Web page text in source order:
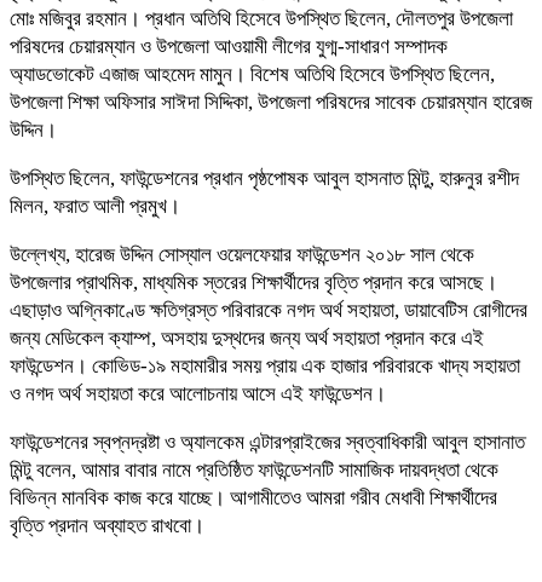
মোঃ মজিবুর রহমান। প্রধান অতিথি হিসেবে উপস্থিত ছিলেন, দৌলতপুর উপজেলা
পরিষদের চেয়ারম্যান ও উপজেলা আওয়ামী লীগের যুগ্ম-সাধারণ সম্পাদক
অ্যাডভোকেট এজাজ আহমেদ মামুন। বিশেষ অতিথি হিসেবে উপস্থিত ছিলেন,
উপজেলা শিক্ষা অফিসার সাঈদা সিদ্দিকা, উপজেলা পরিষদের সাবেক চেয়ারম্যান হারেজ
উদ্দিন।
উপস্থিত ছিলেন, ফাউন্ডেশনের প্রধান পৃষ্ঠপোষক আবুল হাসনাত মিন্টু, হারুনুর রশীদ
মিলন, ফরাত আলী প্রমুখ।
উল্লেখ্য, হারেজ উদ্দিন সোস্যাল ওয়েলফেয়ার ফাউন্ডেশন ২০১৮ সাল থেকে
উপজেলার প্রাথমিক, মাধ্যমিক স্তরের শিক্ষার্থীদের বৃত্তি প্রদান করে আসছে।
এছাড়াও অগ্নিকাণ্ডে ক্ষতিগ্রস্ত পরিবারকে নগদ অর্থ সহায়তা, ডায়াবেটিস রোগীদের
জন্য মেডিকেল ক্যাম্প, অসহায় দুস্থদের জন্য অর্থ সহায়তা প্রদান করে এই
ফাউন্ডেশন। কোভিড-১৯ মহামারীর সময় প্রায় এক হাজার পরিবারকে খাদ্য সহায়তা
ও নগদ অর্থ সহায়তা করে আলোচনায় আসে এই ফাউন্ডেশন।
ফাউন্ডেশনের স্বপ্নদ্রষ্টা ও অ্যালকেম এন্টারপ্রাইজের স্বত্বাধিকারী আবুল হাসানাত
মিন্টু বলেন, আমার বাবার নামে প্রতিষ্ঠিত ফাউন্ডেশনটি সামাজিক দায়বদ্ধতা থেকে
বিভিন্ন মানবিক কাজ করে যাচ্ছে। আগামীতেও আমরা গরীব মেধাবী শিক্ষার্থীদের
বৃত্তি প্রদান অব্যাহত রাখবো।